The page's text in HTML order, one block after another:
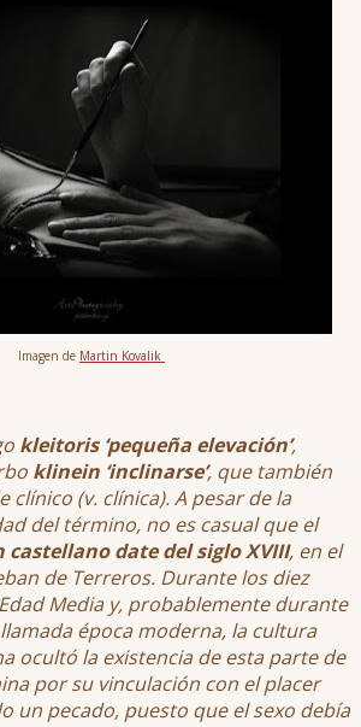
Imagen de Martin Kovalik
kleitoris ‘pequeña elevación’,
klinein ‘inclinarse’, que también
clínico (v. clínica). A pesar de la
del término, no es casual que el
date del siglo XVIII, en el
de Terreros. Durante los diez
Media y, probablemente durante
época moderna, la cultura
ocultó la existencia de esta parte de
por su vinculación con el placer
un pecado, puesto que el sexo debía